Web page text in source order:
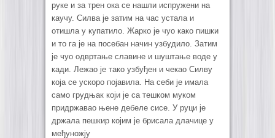
руке и за трен ока се нашли испружени на
каучу. Силва је затим на час устала и
отишла у купатило. Жарко је чуо како пишки
и то га је на посебан начин узбудило. Затим
је чуо одвртање славине и шуштање воде у
кади. Лежао је тако узбуђен и чекао Силву
која се ускоро појавила. На себи је имала
само грудњак који је са тешком муком
придржавао њене дебеле сисе. У руци је
држала пешкир којим је брисала длачице у
међуножју